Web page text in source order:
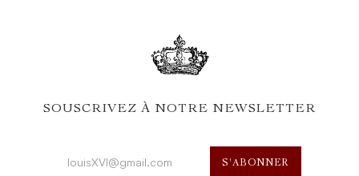
SOUSCRIVEZ À NOTRE NEWSLETTER